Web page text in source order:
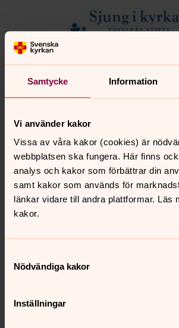
Samtycke Information
Vi använder kakor
Vissa av våra kakor (cookies) är
webbplatsen ska fungera. Här finns
analys och kakor som förbättrar din
samt kakor som används för
länkar vidare till andra plattformar. Läs
kakor.
Nödvändiga kakor
Inställningar
innehåll?